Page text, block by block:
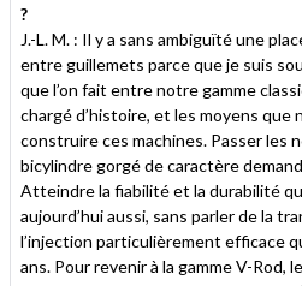
?
J.-L. M. : Il y a sans ambiguïté une
entre guillemets parce que je suis
que l’on fait entre notre gamme
chargé d’histoire, et les moyens que
construire ces machines. Passer les
bicylindre gorgé de caractère
Atteindre la fiabilité et la durabilité
aujourd’hui aussi, sans parler de la
l’injection particulièrement efficace
ans. Pour revenir à la gamme V-Rod,